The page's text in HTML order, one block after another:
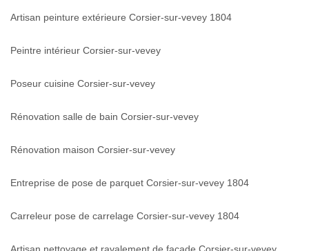
Artisan peinture extérieure Corsier-sur-vevey 1804
Peintre intérieur Corsier-sur-vevey
Poseur cuisine Corsier-sur-vevey
Rénovation salle de bain Corsier-sur-vevey
Rénovation maison Corsier-sur-vevey
Entreprise de pose de parquet Corsier-sur-vevey 1804
Carreleur pose de carrelage Corsier-sur-vevey 1804